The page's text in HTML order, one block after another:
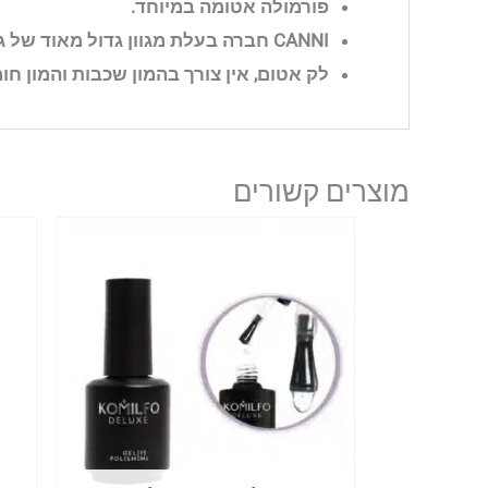
פורמולה אטומה במיוחד.
CANNI חברה בעלת מגוון גדול מאוד של גוונים.
לק אטום, אין צורך בהמון שכבות והמון
מוצרים קשורים